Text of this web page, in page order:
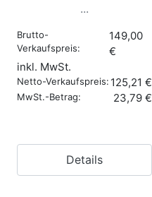
...
Brutto-
Verkaufspreis:
149,00
€
inkl. MwSt.
Netto-Verkaufspreis: 125,21 €
MwSt.-Betrag: 23,79 €
Details